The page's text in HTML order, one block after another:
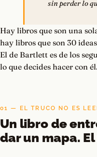
sin perder lo
Hay libros que son una
hay libros que son 30
El de Bartlett es de los
lo que decides hacer con él.
01 — EL TRUCO NO ES
Un libro de
dar un mapa.